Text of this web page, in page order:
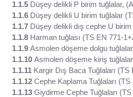
1.1.5 Düşey delikli P birim tuğlalar,
1.1.6 Düşey delikli U birim tuğlalar
1.1.7 Düşey delikli dış cephe U
1.1.8 Harman tuğlası (TS EN 771-
1.1.9 Asmolen döşeme dolgu
1.1.10 Asmolen döşeme kiriş
1.1.11 Kargir Dış Baca Tuğlaları
1.1.12 Cephe Kaplama Tuğlaları (TS
1.1.13 Giydirme Cephe Tuğlaları